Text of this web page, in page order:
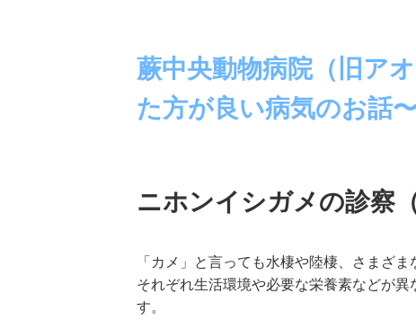
蕨中央動物病院（旧ア
た方が良い病気のお話
ニホンイシガメの診察
「カメ」と言っても水棲や陸棲、さまざま
それぞれ生活環境や必要な栄養素などが
す。